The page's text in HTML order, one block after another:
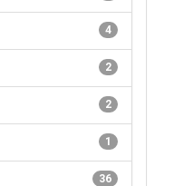
4
2
2
1
36